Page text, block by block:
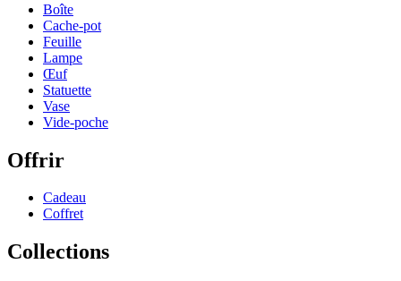
Boîte
Cache-pot
Feuille
Lampe
Œuf
Statuette
Vase
Vide-poche
Offrir
Cadeau
Coffret
Collections